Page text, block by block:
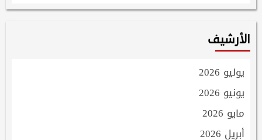
الأرشيف
يوليو 2026
يونيو 2026
مايو 2026
أبريل 2026